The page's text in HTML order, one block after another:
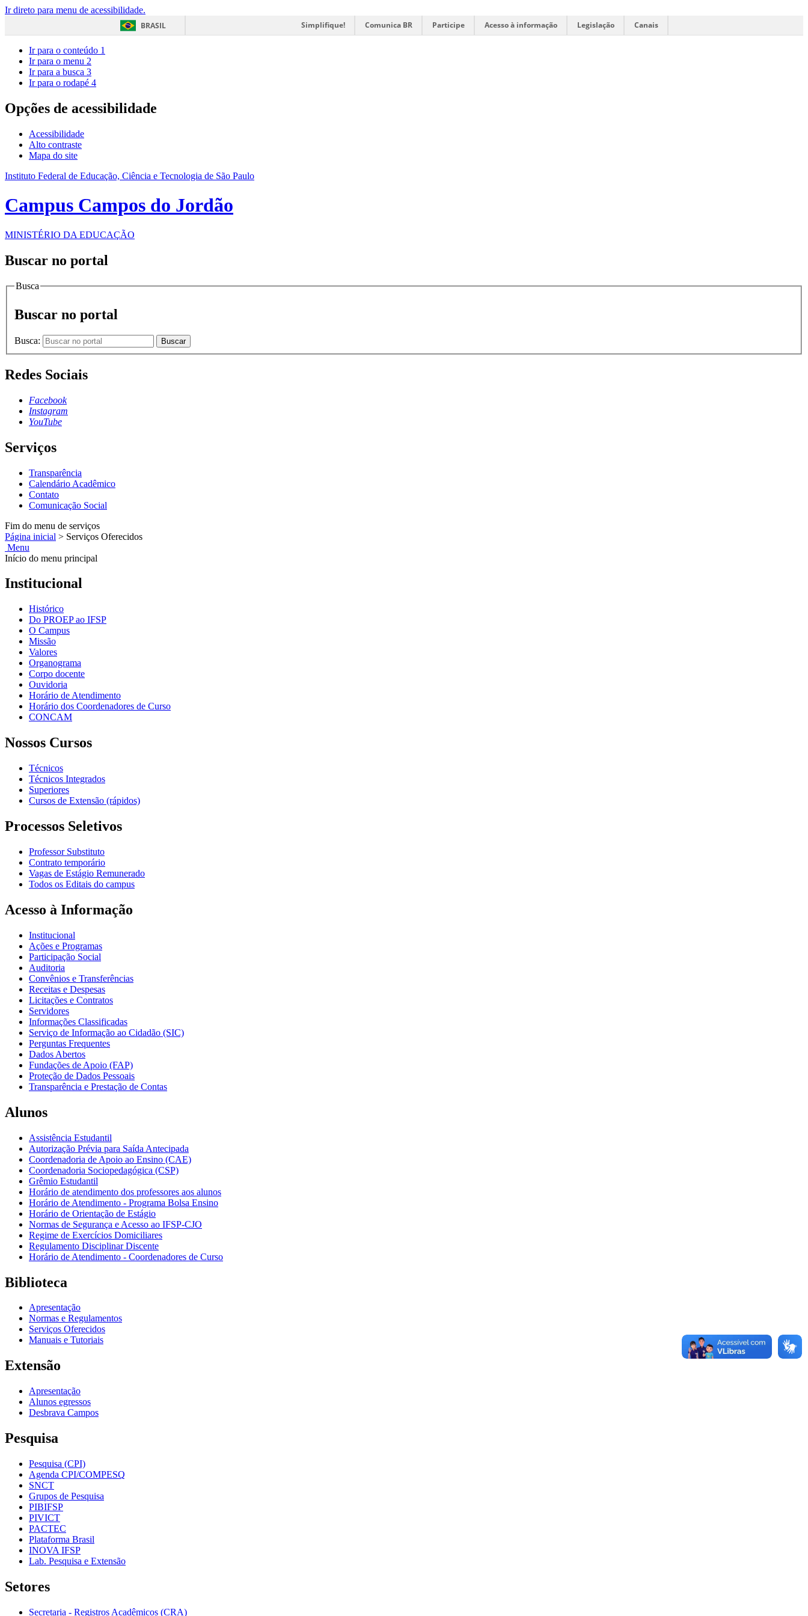
Ir direto para menu de acessibilidade.
BRASIL
Simplifique! Comunica BR Participe Acesso à informação Legislação Canais
Ir para o conteúdo 1
Ir para o menu 2
Ir para a busca 3
Ir para o rodapé 4
Opções de acessibilidade
Acessibilidade
Alto contraste
Mapa do site
Instituto Federal de Educação, Ciência e Tecnologia de São Paulo
Campus Campos do Jordão
MINISTÉRIO DA EDUCAÇÃO
Buscar no portal
Busca
Buscar no portal
Busca: Buscar
Redes Sociais
Facebook
Instagram
YouTube
Serviços
Transparência
Calendário Acadêmico
Contato
Comunicação Social
Fim do menu de serviços
Página inicial > Serviços Oferecidos
Menu
Início do menu principal
Institucional
Histórico
Do PROEP ao IFSP
O Campus
Missão
Valores
Organograma
Corpo docente
Ouvidoria
Horário de Atendimento
Horário dos Coordenadores de Curso
CONCAM
Nossos Cursos
Técnicos
Técnicos Integrados
Superiores
Cursos de Extensão (rápidos)
Processos Seletivos
Professor Substituto
Contrato temporário
Vagas de Estágio Remunerado
Todos os Editais do campus
Acesso à Informação
Institucional
Ações e Programas
Participação Social
Auditoria
Convênios e Transferências
Receitas e Despesas
Licitações e Contratos
Servidores
Informações Classificadas
Serviço de Informação ao Cidadão (SIC)
Perguntas Frequentes
Dados Abertos
Fundações de Apoio (FAP)
Proteção de Dados Pessoais
Transparência e Prestação de Contas
Alunos
Assistência Estudantil
Autorização Prévia para Saída Antecipada
Coordenadoria de Apoio ao Ensino (CAE)
Coordenadoria Sociopedagógica (CSP)
Grêmio Estudantil
Horário de atendimento dos professores aos alunos
Horário de Atendimento - Programa Bolsa Ensino
Horário de Orientação de Estágio
Normas de Segurança e Acesso ao IFSP-CJO
Regime de Exercícios Domiciliares
Regulamento Disciplinar Discente
Horário de Atendimento - Coordenadores de Curso
Biblioteca
Apresentação
Normas e Regulamentos
Serviços Oferecidos
Manuais e Tutoriais
Extensão
Apresentação
Alunos egressos
Desbrava Campos
Pesquisa
Pesquisa (CPI)
Agenda CPI/COMPESQ
SNCT
Grupos de Pesquisa
PIBIFSP
PIVICT
PACTEC
Plataforma Brasil
INOVA IFSP
Lab. Pesquisa e Extensão
Setores
Secretaria - Registros Acadêmicos (CRA)